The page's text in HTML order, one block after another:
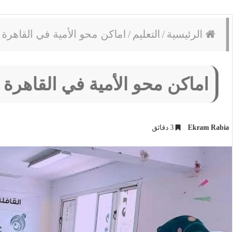
الرئيسية / التعليم / اماكن محو الأمية في القاهرة
اماكن محو الأمية في القاهرة
Ekram Rabia